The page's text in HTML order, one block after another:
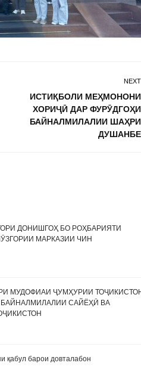
NEXT
ИСТИҚБОЛИ МЕҲМОНОНИ
ХОРИҶӢ ДАР ФУРӮДГОҲИ
БАЙНАЛМИЛАЛИИ ШАҲРИ
ДУШАНБЕ
ДОНИШГОҲ БО РОҲБАРИЯТИ
МАРКАЗИИ ЧИН
МУДОФИАИ ҶУМҲУРИИ
САЙЁҲӢ ВА
қабул барои довталабон